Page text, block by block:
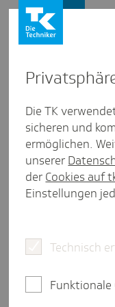
Seele im
Artikel aus Sach­sen-
Um Herz-
besonderen
Presse und Politik
Die TK
sicheren und
ermöglichen.
unserer
der Cookies auf
Einstellungen
Technisch
Funktionale